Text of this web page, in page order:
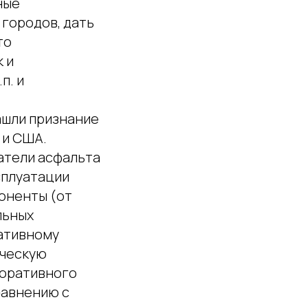
дать
и
и
признание
и США.
асфальта
(от
с